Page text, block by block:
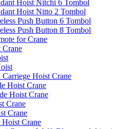
Hoist Nitchi 6 Tombol
Hoist Nitto 2 Tombol
Push Button 6 Tombol
Push Button 8 Tombol
for Crane
Carriege Hoist Crane
Hoist Crane
Hoist Crane
Crane
Crane
Crane